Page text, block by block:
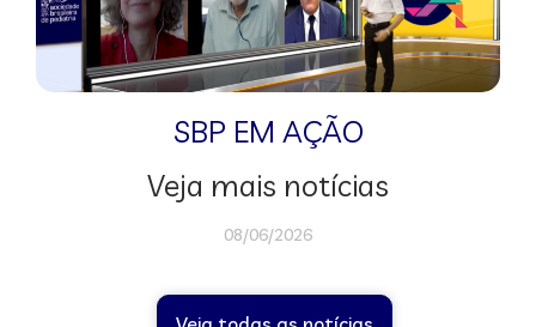
SBP EM AÇÃO
Veja mais notícias
08/06/2026